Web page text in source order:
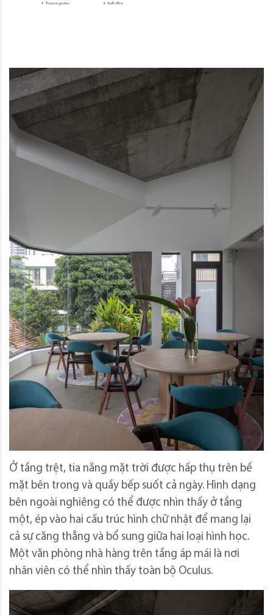
Ở tầng trệt, tia nắng mặt trời được hấp thụ trên bề
mặt bên trong và quầy bếp suốt cả ngày. Hình dạng
bên ngoài nghiêng có thể được nhìn thấy ở tầng
một, ép vào hai cấu trúc hình chữ nhật để mang lại
cả sự căng thẳng và bổ sung giữa hai loại hình học.
Một văn phòng nhà hàng trên tầng áp mái là nơi
nhân viên có thể nhìn thấy toàn bộ Oculus.